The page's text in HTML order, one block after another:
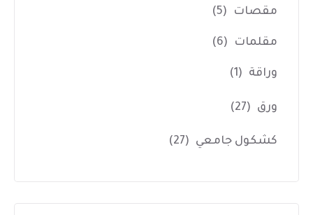
مقصات (5)
مقلمات (6)
وراقة (1)
ورق (27)
كشكول جامعي (27)